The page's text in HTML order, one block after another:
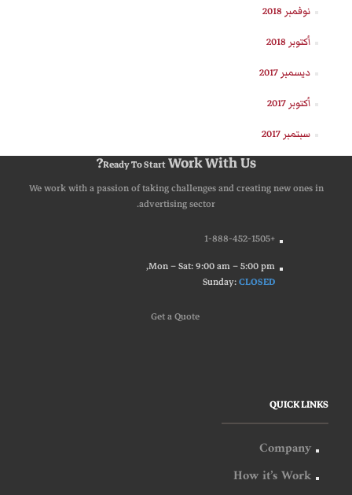
نوفمبر 2018
أكتوبر 2018
ديسمبر 2017
أكتوبر 2017
سبتمبر 2017
Ready To StartWork With Us?
We work with a passion of taking challenges and creating new ones in
advertising sector.
+1-888-452-1505
Mon – Sat: 9:00 am – 5:00 pm,
Sunday:CLOSED
GetaQuote
QUICK LINKS
Company
How it’s Work